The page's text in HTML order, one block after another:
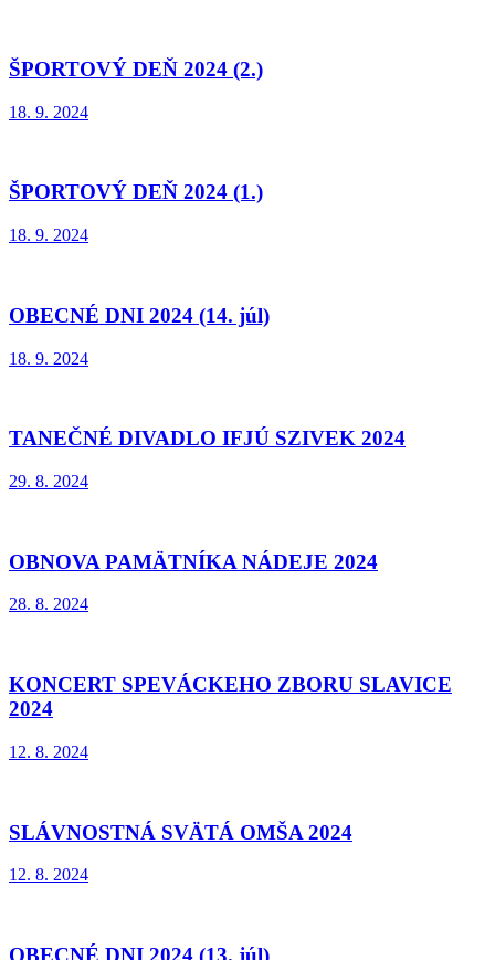
ŠPORTOVÝ DEŇ 2024 (2.)
18. 9. 2024
ŠPORTOVÝ DEŇ 2024 (1.)
18. 9. 2024
OBECNÉ DNI 2024 (14. júl)
18. 9. 2024
TANEČNÉ DIVADLO IFJÚ SZIVEK 2024
29. 8. 2024
OBNOVA PAMÄTNÍKA NÁDEJE 2024
28. 8. 2024
KONCERT SPEVÁCKEHO ZBORU SLAVICE
2024
12. 8. 2024
SLÁVNOSTNÁ SVÄTÁ OMŠA 2024
12. 8. 2024
OBECNÉ DNI 2024 (13. júl)